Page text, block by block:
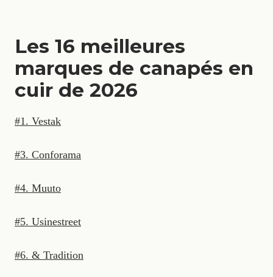
Les 16 meilleures
marques de canapés en
cuir de 2026
#1. Vestak
#3. Conforama
#4. Muuto
#5. Usinestreet
#6. & Tradition